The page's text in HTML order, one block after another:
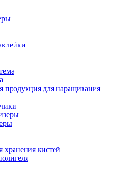
продукция для наращивания
хранения кистей